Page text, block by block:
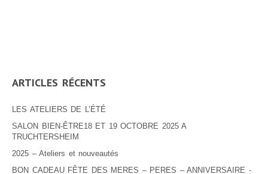
ARTICLES RÉCENTS
LES ATELIERS DE L’ÉTÉ
SALON BIEN-ÊTRE18 ET 19 OCTOBRE 2025 A
TRUCHTERSHEIM
2025 – Ateliers et nouveautés
BON CADEAU FÊTE DES MERES – PERES – ANNIVERSAIRE -